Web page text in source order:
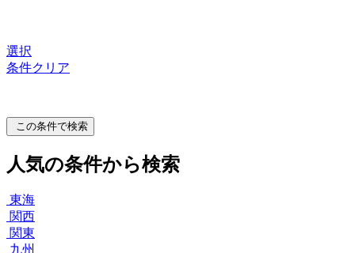
選択
条件クリア
この条件で検索
人気の条件から検索
東海
関西
関東
九州